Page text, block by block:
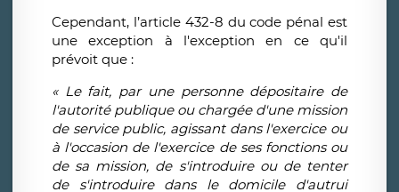
Cependant, l’article 432-8 du code pénal est
une exception à l'exception en ce qu'il
prévoit que :
« Le fait, par une personne dépositaire de
l'autorité publique ou chargée d'une mission
de service public, agissant dans l'exercice ou
à l'occasion de l'exercice de ses fonctions ou
de sa mission, de s'introduire ou de tenter
de s'introduire dans le domicile d'autrui